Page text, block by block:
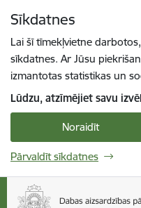
Sīkdatnes
Lai šī tīmekļvietne
sīkdatnes. Ar Jūsu
izmantotas statistikas un
Lūdzu, atzīmējiet savu
Noraidīt
Pārvaldīt sīkdatnes